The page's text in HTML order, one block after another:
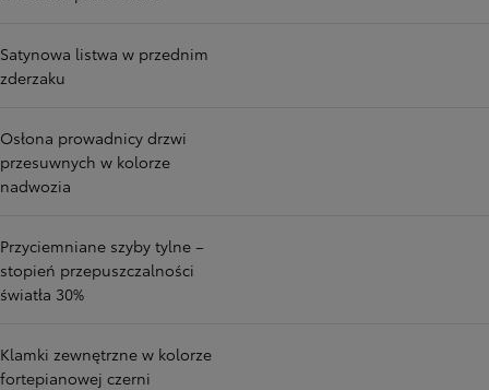
Satynowa listwa w przednim
zderzaku
Osłona prowadnicy drzwi
przesuwnych w kolorze
nadwozia
Przyciemniane szyby tylne –
stopień przepuszczalności
światła 30%
Klamki zewnętrzne w kolorze
fortepianowej czerni